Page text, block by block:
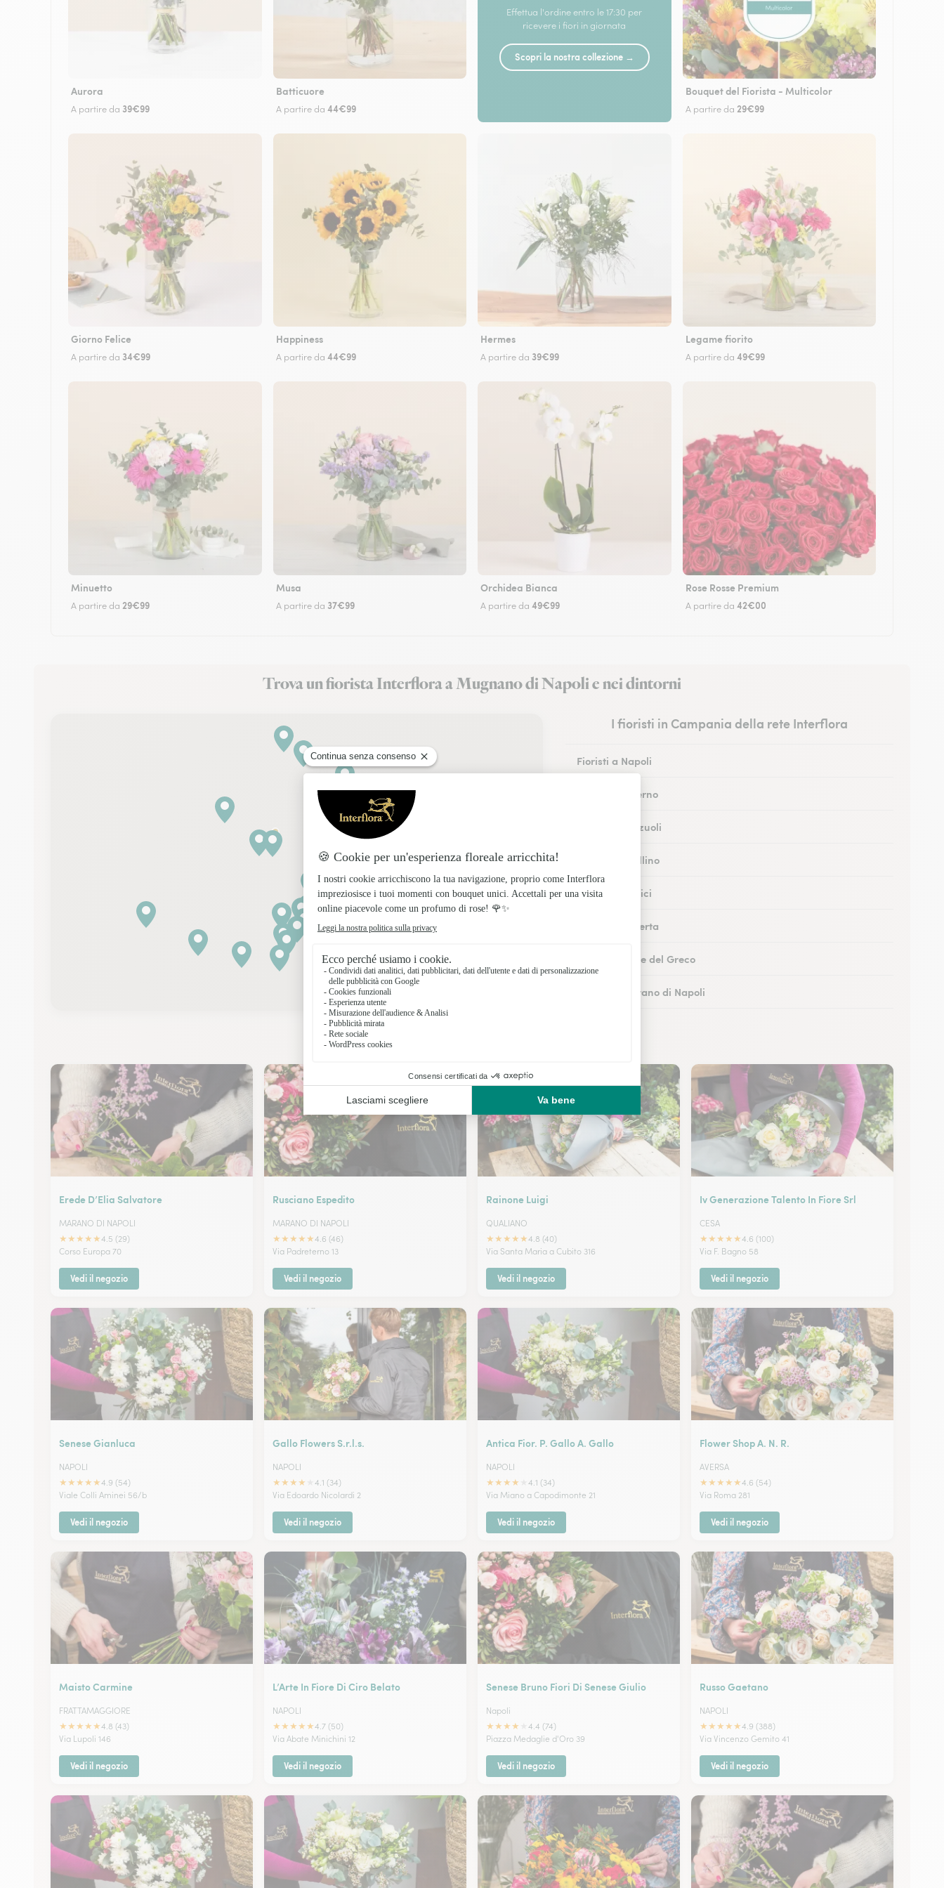
Aurora
A partire da 39€99
Batticuore
A partire da 44€99
Effettua l'ordine entro le 17:30 per
ricevere i fiori in giornata
Scopri la nostra collezione →
Bouquet del Fiorista - Multicolor
A partire da 29€99
Giorno Felice
A partire da 34€99
Happiness
A partire da 44€99
Hermes
A partire da 39€99
Legame fiorito
A partire da 49€99
Minuetto
A partire da 29€99
Musa
A partire da 37€99
Orchidea Bianca
A partire da 49€99
Rose Rosse Premium
A partire da 42€00
Trova un fiorista Interflora a Mugnano di Napoli e nei dintorni
I fioristi in Campania della rete Interflora
Fioristi a Napoli
Fioristi a Salerno
Fioristi a Pozzuoli
Fioristi a Avellino
Fioristi a Portici
Fioristi a Caserta
Fioristi a Torre del Greco
Fioristi a Marano di Napoli
I nostri fioristi a Mugnano di Napoli
Erede D’Elia Salvatore
MARANO DI NAPOLI
★★★★★4.5 (29)
Corso Europa 70
Vedi il negozio
Rusciano Espedito
MARANO DI NAPOLI
★★★★★4.6 (46)
Via Padreterno 13
Vedi il negozio
Rainone Luigi
QUALIANO
★★★★★4.8 (40)
Via Santa Maria a Cubito 316
Vedi il negozio
Iv Generazione Talento In Fiore Srl
CESA
★★★★★4.6 (100)
Via F. Bagno 58
Vedi il negozio
Senese Gianluca
NAPOLI
★★★★★4.9 (54)
Viale Colli Aminei 56/b
Vedi il negozio
Gallo Flowers S.r.l.s.
NAPOLI
★★★★
4.1 (34)
Via Edoardo Nicolardi 2
Vedi il negozio
Antica Fior. P. Gallo A. Gallo
NAPOLI
★★★★
4.1 (34)
Via Miano a Capodimonte 21
Vedi il negozio
Flower Shop A. N. R.
AVERSA
★★★★★4.6 (54)
Via Roma 281
Vedi il negozio
Maisto Carmine
FRATTAMAGGIORE
★★★★★4.8 (43)
Via Lupoli 146
Vedi il negozio
L’Arte In Fiore Di Ciro Belato
NAPOLI
★★★★★4.7 (50)
Via Abate Minichini 12
Vedi il negozio
Senese Bruno Fiori Di Senese Giulio
Napoli
★★★★
4.4 (74)
Piazza Medaglie d'Oro 39
Vedi il negozio
Russo Gaetano
NAPOLI
★★★★★4.9 (388)
Via Vincenzo Gemito 41
Vedi il negozio